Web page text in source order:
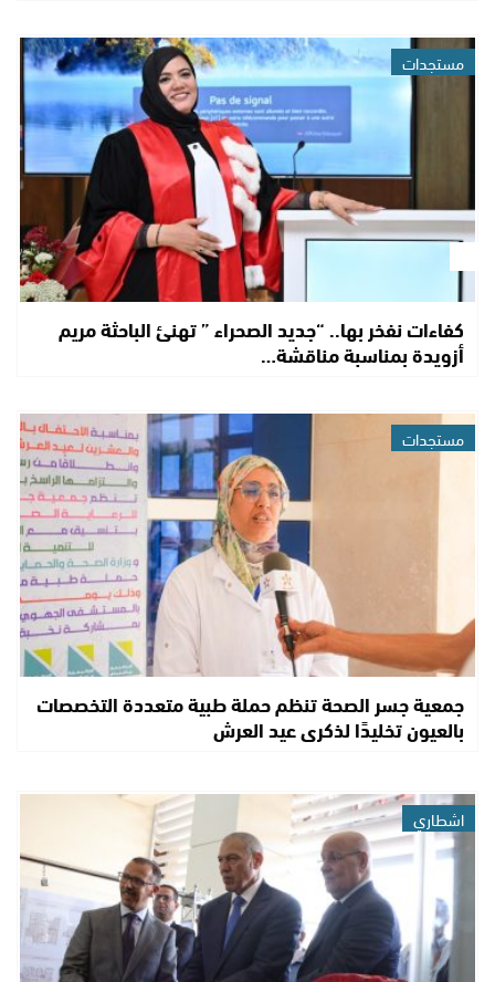
مستجدات
كفاءات نفخر بها.. “جديد الصحراء ” تهنئ الباحثة مريم
أزويدة بمناسبة مناقشة…
مستجدات
جمعية جسر الصحة تنظم حملة طبية متعددة التخصصات
بالعيون تخليدًا لذكرى عيد العرش
اشطاري